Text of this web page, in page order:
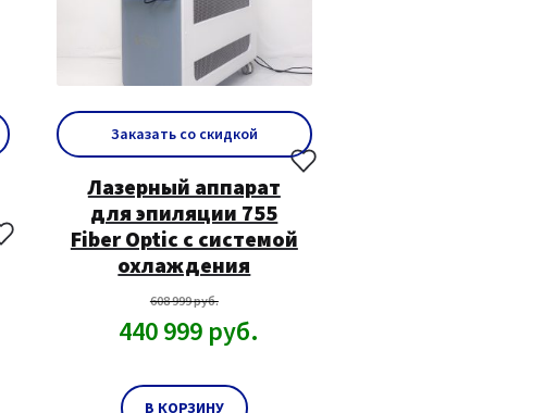
Заказать со скидкой
Лазерный аппарат
для эпиляции 755
Fiber Optic с системой
охлаждения
608 999руб.
440 999 руб.
В КОРЗИНУ